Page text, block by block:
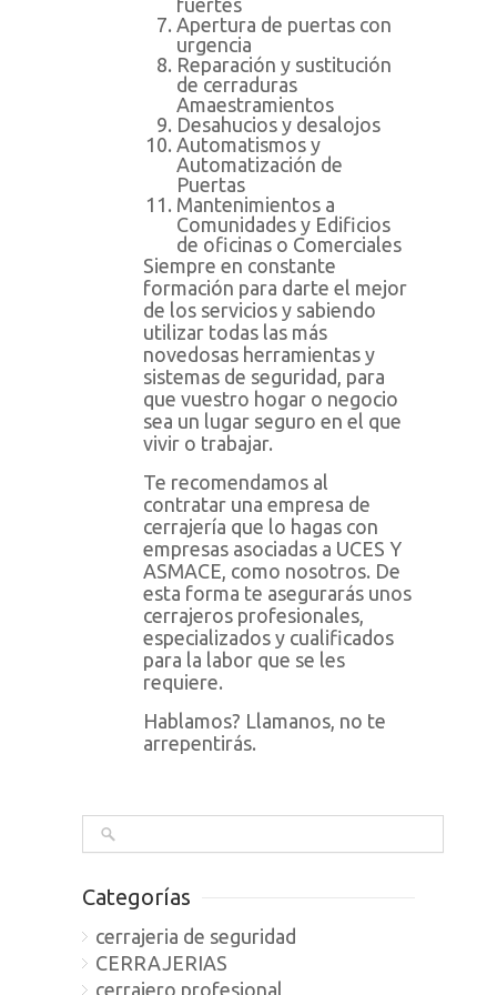
Apertura de puertas con
urgencia
Reparación y sustitución
de cerraduras
Amaestramientos
Desahucios y desalojos
Automatismos y
Automatización de
Puertas
Mantenimientos a
Comunidades y Edificios
de oficinas o Comerciales
Siempre en constante
formación para darte el mejor
de los servicios y sabiendo
utilizar todas las más
novedosas herramientas y
sistemas de seguridad, para
que vuestro hogar o negocio
sea un lugar seguro en el que
vivir o trabajar.
Te recomendamos al
contratar una empresa de
cerrajería que lo hagas con
empresas asociadas a UCES Y
ASMACE, como nosotros. De
esta forma te asegurarás unos
cerrajeros profesionales,
especializados y cualificados
para la labor que se les
requiere.
Hablamos? Llamanos, no te
arrepentirás.
Categorías
cerrajeria de seguridad
CERRAJERIAS
cerrajero profesional